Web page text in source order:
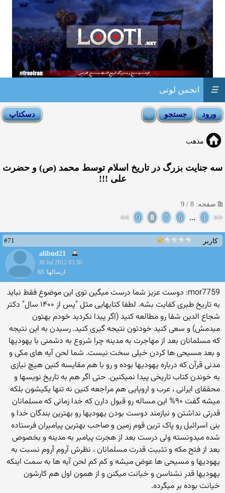
انجمن لوتی ☰
مذهب
سه جنایت بزرگ در تاریخ اسلام توسط محمد (ص) و حضرت
علی !!!
صفحه: 8 / 9
<<
1
...
6
7
8
9
>>
کاربر
#71
alibnd21
30 Jul 2012 03:30
ارسالها: 63
mor7759: دوست عزیز شما درست میگین توی این موضوع فقط نباید
به تاریخ طبری کفایت بشه. لطفا کتابهایی مثل "پس از ۱۴۰۰ سال" دکتر
شجاع الدین شفا رو مطالعه کنید (اگر پیدا نکردید خودم بهتون
میدمش) و سعی کنید خودتون نتیجه گیری کنید. رسیدن به این نتیجه
که مسلمانان بعد از مهاجرت به مدینه چرا شروع به دشمنی با یهودیها
و بعد مسیحی ها کردن خیلی سخت نیست. شما لحن آیه های مکی و
مدنی قرآن که درباره یهودیها بوده و رو با هم مقایسه کنین هیچ نیازی
به خوندن کتاب تاریخی پیدا نمیکنین. حتی اگر هم به تاریخ نویسها و
محققای ایرانی ، عرب و اروپایی هم مراجعه کنین نه تنها یکیشون بلکه
میشه گفت ۹۰% این مساله رو قبول دارن که خدا زمانی که مسلمانان
قدرتی نداشتن و نیازمند دوست بودن یهودیها رو بهترین بندگان خدا و
بنی اسرائیل رو پاک ترین قوم زمین و صاحب بهترین پیامبران فرستاده
شده میدونسته ولی درست بعد از هجرت پیامبر به مدینه و بخصوص
بعد از فتح مکه و تثبیت قدرت مسلمانان ، نظرش آروم آروم نسبت به
یهودیها و مسیحی ها عوض میشه و کم کم لحن آیه ها به سمت اینکه
یهودیها قدر نشناسن و خیانت میکنن و از همون اول هم کارشون
خیانت بوده بر میگرده.